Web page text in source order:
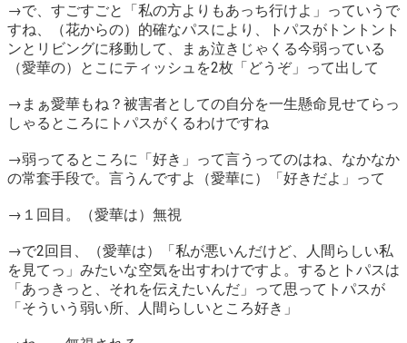
→で、すごすごと「私の方よりもあっち行けよ」っていうで
すね、（花からの）的確なパスにより、トパスがトントント
ンとリビングに移動して、まぁ泣きじゃくる今弱っている
（愛華の）とこにティッシュを2枚「どうぞ」って出して
→まぁ愛華もね？被害者としての自分を一生懸命見せてらっ
しゃるところにトパスがくるわけですね
→弱ってるところに「好き」って言うってのはね、なかなか
の常套手段で。言うんですよ（愛華に）「好きだよ」って
→１回目。（愛華は）無視
→で2回目、（愛華は）「私が悪いんだけど、人間らしい私
を見てっ」みたいな空気を出すわけですよ。するとトパスは
「あっきっと、それを伝えたいんだ」って思ってトパスが
「そういう弱い所、人間らしいところ好き」